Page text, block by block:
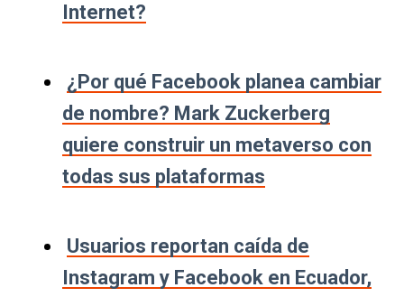
Internet?
¿Por qué Facebook planea cambiar
de nombre? Mark Zuckerberg
quiere construir un metaverso con
todas sus plataformas
Usuarios reportan caída de
Instagram y Facebook en Ecuador,